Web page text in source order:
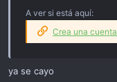
A ver si está aquí:
Crea una cuenta
ya se cayo